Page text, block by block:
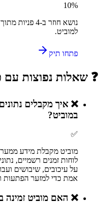
10%
נושא חוזר ב-4 פניות
למוביט.
פתחו תיק
❓ שאלות נפוצות עם
❌ איך מקבלים
במוביט?
✅
מוביט מקבלת מידע
על עיכובים, שיבושים
אמת כדי למזער הפתעות
❌ האם מוביט זמינה